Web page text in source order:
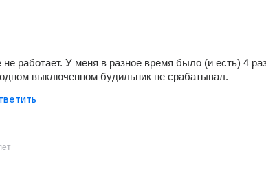
работает. У меня в разное время было (и есть) 4
выключенном будильник не срабатывал.